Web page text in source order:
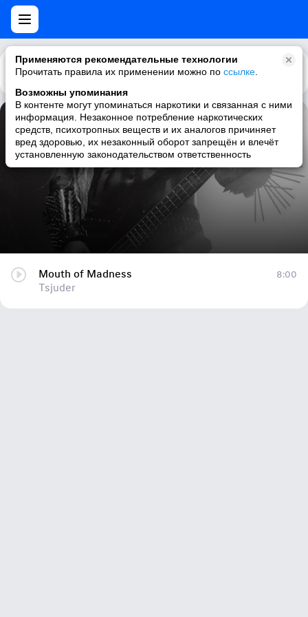
Применяются рекомендательные технологии
Прочитать правила их применении можно по ссылке
Возможны упоминания
В контенте могут упоминаться наркотики и связанная с ними
информация. Незаконное потребление наркотических
средств, психотропных веществ и их аналогов причиняет
вред здоровью, их незаконный оборот запрещён и влечёт
установленную законодательством ответственность
Каталог Рекомендации
Mouth of Madness
Tsjuder
Mouth of Madness
Tsjuder
8:00